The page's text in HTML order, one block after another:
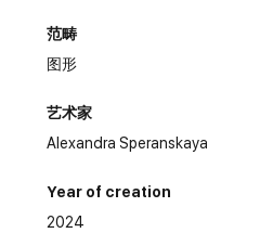
范畴
图形
艺术家
Alexandra Speranskaya
Year of creation
2024